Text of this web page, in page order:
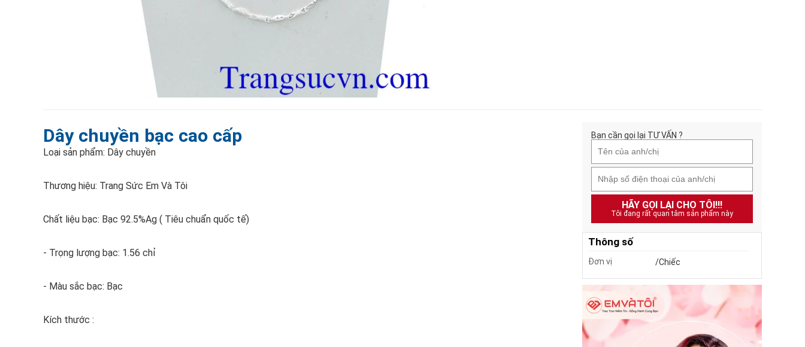
Dây chuyền bạc cao cấp
Loại sản phẩm: Dây chuyền
Thương hiệu: Trang Sức Em Và Tôi
Chất liệu bạc: Bạc 92.5%Ag ( Tiêu chuẩn quốc tế)
- Trọng lượng bạc: 1.56 chỉ
- Màu sắc bạc: Bạc
Kích thước :
Bạn cần gọi lại TƯ VẤN ?
HÃY GỌI LẠI CHO TÔI!!!
Tôi đang rất quan tâm sản phẩm này
Thông số
Đơn vị /Chiếc